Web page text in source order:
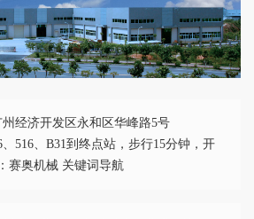
经济开发区永和区华峰路5号
516、B31到终点站，步行15分钟，开
赛奥机械 关键词导航